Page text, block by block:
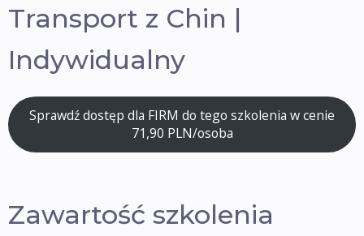
Transport z Chin |
Indywidualny
Sprawdź dostęp dla FIRM do tego szkolenia w cenie
71,90 PLN/osoba
Zawartość szkolenia